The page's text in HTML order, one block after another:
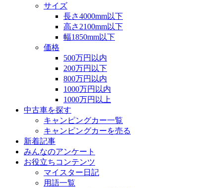
サイズ
長さ4000mm以下
高さ2100mm以下
幅1850mm以下
価格
500万円以内
200万円以下
800万円以内
1000万円以内
1000万円以上
中古車を探す
キャンピングカー一覧
キャンピングカーを売る
新着記事
みんなのアンケート
お役立ちコンテンツ
マイスター日記
用語一覧